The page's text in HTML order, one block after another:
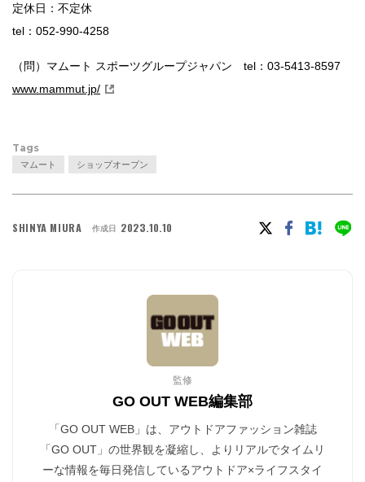
定休日：不定休
tel：052-990-4258
（問）マムート スポーツグループジャパン tel：03-5413-8597
www.mammut.jp/
Tags
マムート ショップオープン
SHINYA MIURA 作成日 2023.10.10
監修
GO OUT WEB編集部
「GO OUT WEB」は、アウトドアファッション雑誌
「GO OUT」の世界観を凝縮し、よりリアルでタイムリ
ーな情報を毎日発信しているアウトドア×ライフスタイ